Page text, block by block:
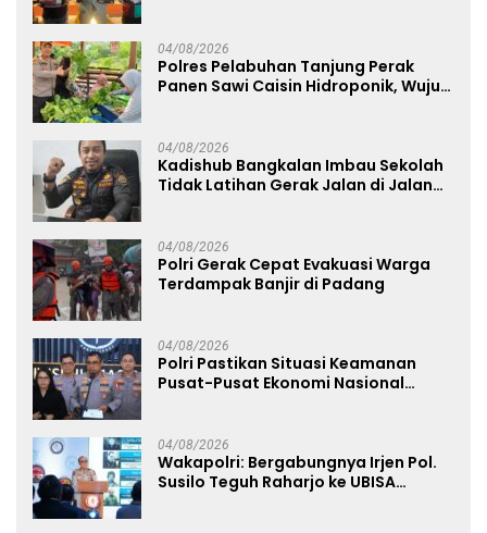
04/08/2026
Polres Pelabuhan Tanjung Perak
Panen Sawi Caisin Hidroponik, Wujud
04/08/2026
Kadishub Bangkalan Imbau Sekolah
Tidak Latihan Gerak Jalan di Jalan
04/08/2026
Polri Gerak Cepat Evakuasi Warga
Terdampak Banjir di Padang
04/08/2026
Polri Pastikan Situasi Keamanan
Pusat-Pusat Ekonomi Nasional
04/08/2026
Wakapolri: Bergabungnya Irjen Pol.
Susilo Teguh Raharjo ke UBISA